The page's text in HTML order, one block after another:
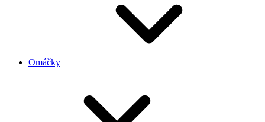
Omáčky